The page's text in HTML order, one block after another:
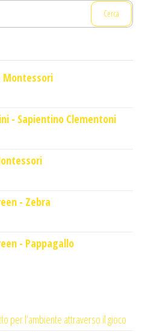
Montessori
- Sapientino Clementoni
€.
- Zebra
- Pappagallo
per l’ambiente attraverso il gioco